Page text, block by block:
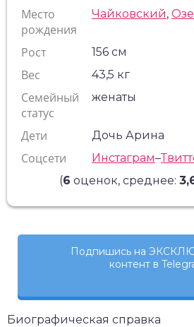
Место
рождения
Чайковский,
Рост 156 см
Вес 43,5 кг
Семейный
статус
женаты
Дети Дочь Арина
Соцсети Инстаграм–
(6 оценок, среднее:
Подпишись на
контент в
Биографическая справка